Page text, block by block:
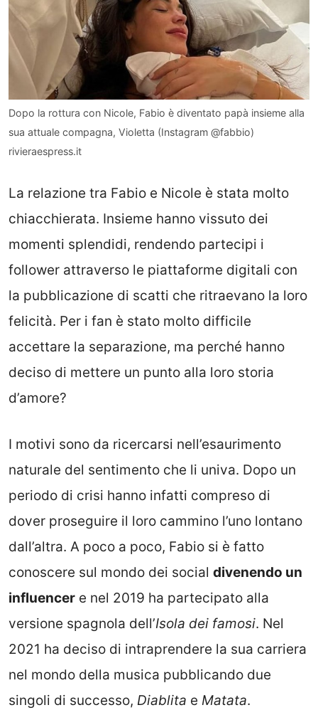
Dopo la rottura con Nicole, Fabio è diventato papà insieme alla
sua attuale compagna, Violetta (Instagram @fabbio)
rivieraespress.it
La relazione tra Fabio e Nicole è stata molto
chiacchierata. Insieme hanno vissuto dei
momenti splendidi, rendendo partecipi i
follower attraverso le piattaforme digitali con
la pubblicazione di scatti che ritraevano la loro
felicità. Per i fan è stato molto difficile
accettare la separazione, ma perché hanno
deciso di mettere un punto alla loro storia
d’amore?
I motivi sono da ricercarsi nell’esaurimento
naturale del sentimento che li univa. Dopo un
periodo di crisi hanno infatti compreso di
dover proseguire il loro cammino l’uno lontano
dall’altra. A poco a poco, Fabio si è fatto
conoscere sul mondo dei social divenendo un
influencer e nel 2019 ha partecipato alla
versione spagnola dell’Isola dei famosi. Nel
2021 ha deciso di intraprendere la sua carriera
nel mondo della musica pubblicando due
singoli di successo, Diablita e Matata.